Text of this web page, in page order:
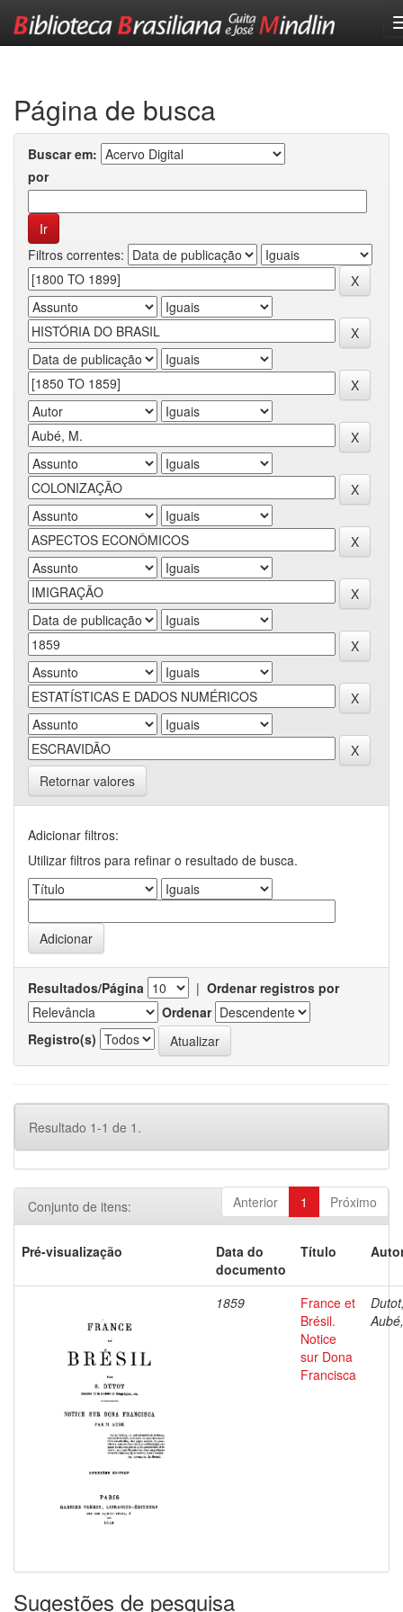
Página de busca
Buscar em:
por
Filtros correntes:
Retornar valores
Adicionar filtros:
Utilizar filtros para refinar o resultado de busca.
Resultados/Página | Ordenar registros por
Ordenar
Registro(s)
Resultado 1-1 de 1.
Anterior 1 Próximo
Conjunto de itens:
Pré-visualização
Data do
documento
Título
1859
France et
Brésil.
Notice
sur Dona
Francisca
Sugestões de pesquisa